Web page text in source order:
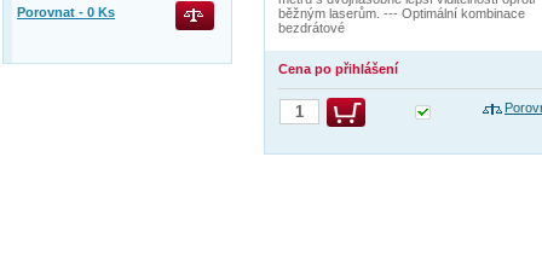
běžným laserům. --- Optimální kombinace
bezdrátové
Cena po přihlášení
Porovnat - 0 Ks